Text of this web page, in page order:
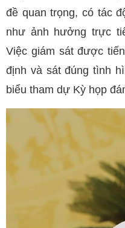
đề quan trọng, có tác
như ảnh hưởng trực
Việc giám sát được
định và sát đúng tình
biểu tham dự Kỳ họp